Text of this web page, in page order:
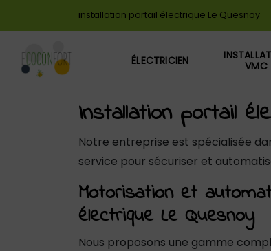
installation portail électrique Le Quesnoy
ÉLECTRICIEN
VMC
Installation portail
Notre entreprise est spécialisée
service pour sécuriser et
Motorisation et
électrique Le Quesnoy
Nous proposons une gamme
Panneau de gestion des cookies